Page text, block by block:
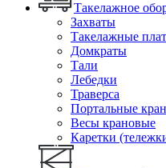
Такелажное
Захваты
Такелажные
Домкраты
Тали
Лебедки
Траверса
Портальные
Весы крановые
Каретки